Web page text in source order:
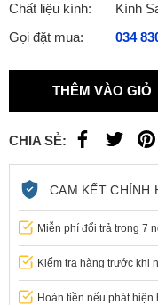
Chất liệu kính:
Kính
Gọi đặt mua:
034
THÊM VÀO GIỎ
CHIA SẺ:
CAM KẾT CHÍNH
Miễn phí đổi trả trong 7
Kiểm tra hàng trước khi
Hoàn tiền nếu phát hiện